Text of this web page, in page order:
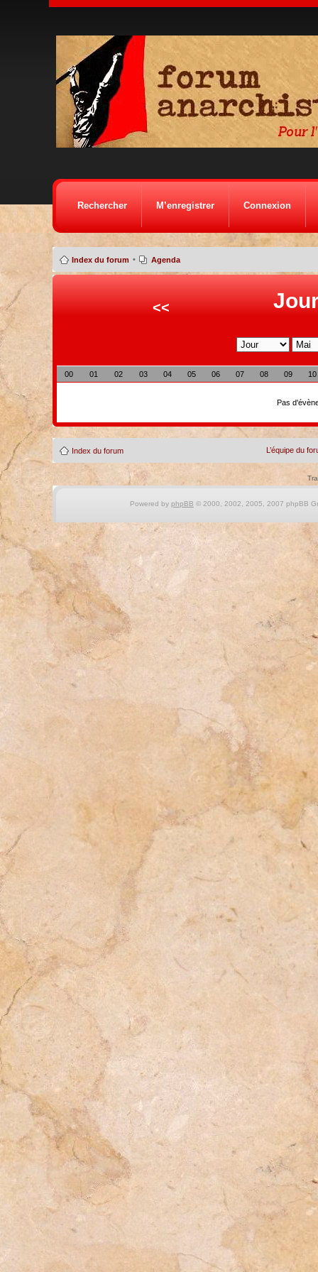
Rechercher M’enregistrer Connexion
Index du forum • Agenda
<<
00 01 02 03 04 05 06 07 08 09 10
Pas
Index du forum L’équipe du
Powered by phpBB © 2000, 2002, 2005, 2007 phpBB